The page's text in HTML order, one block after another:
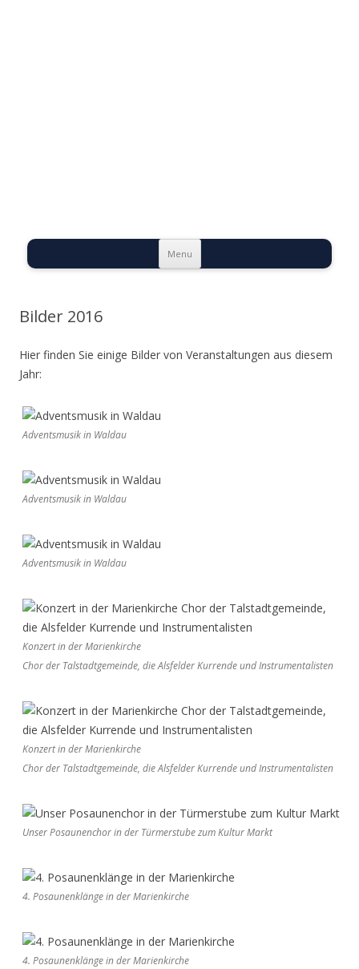
Menu
Skip to content
Bilder 2016
Hier finden Sie einige Bilder von Veranstaltungen aus diesem
Jahr:
Adventsmusik in Waldau
Adventsmusik in Waldau
Adventsmusik in Waldau
Konzert in der Marienkirche
Chor der Talstadtgemeinde, die Alsfelder Kurrende und Instrumentalisten
Konzert in der Marienkirche
Chor der Talstadtgemeinde, die Alsfelder Kurrende und Instrumentalisten
Unser Posaunenchor in der Türmerstube zum Kultur Markt
4. Posaunenklänge in der Marienkirche
4. Posaunenklänge in der Marienkirche